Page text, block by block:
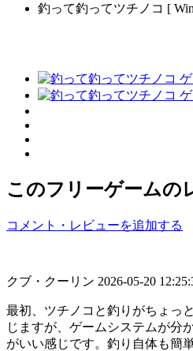
釣って釣ってツチノコ [
このフリーゲームの
コメント・レビューを追加する
クブ・クーリン 2026-05-20
最初、ツチノコと釣りがちょっ
じますが、ゲームシステムが分
がいい感じです。釣り自体も簡